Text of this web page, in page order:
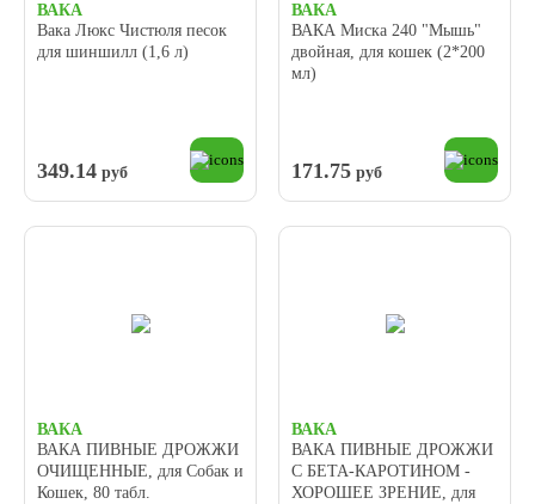
ВАКА
Вака Люкс Чистюля песок
для шиншилл (1,6 л)
349.14 руб
ВАКА
ВАКА Миска 240 "Мышь"
двойная, для кошек (2*200
мл)
171.75 руб
ВАКА
ВАКА ПИВНЫЕ ДРОЖЖИ
ОЧИЩЕННЫЕ, для Собак и
Кошек, 80 табл.
ВАКА
ВАКА ПИВНЫЕ ДРОЖЖИ
С БЕТА-КАРОТИНОМ -
ХОРОШЕЕ ЗРЕНИЕ, для